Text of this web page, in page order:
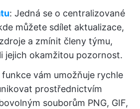
: Jedná se o centralizované
můžete sdílet aktualizace,
a zmínit členy týmu,
jejich okamžitou pozornost.
funkce vám umožňuje rychle
prostřednictvím
souborům PNG, GIF,